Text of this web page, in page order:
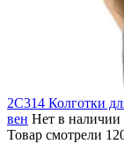
2C314 Колготки
вен Нет в наличии
Товар смотрели